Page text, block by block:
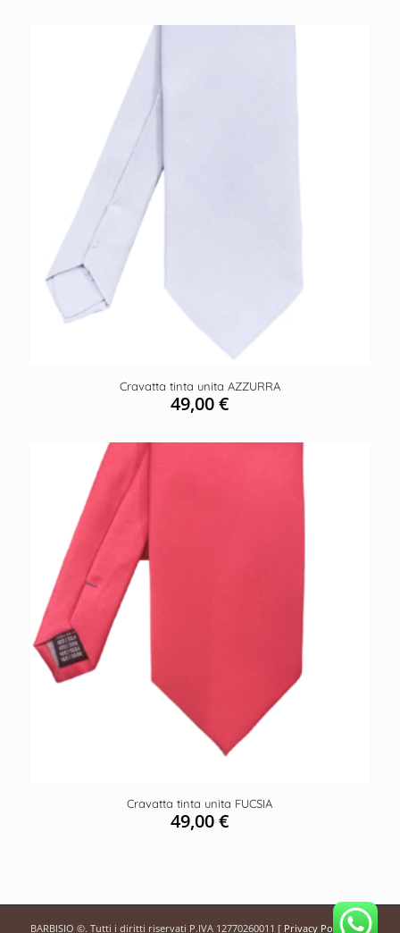
Cravatta tinta unita AZZURRA
49,00€
Cravatta tinta unita FUCSIA
49,00€
BARBISIO ©. Tutti i diritti riservati P.IVA 12770260011 [ Privacy Policy ]